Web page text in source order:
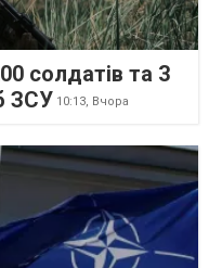
солдатів та 3
ЗСУ 10:13, Вчора